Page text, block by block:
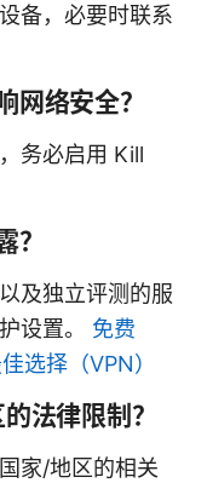
备，必要时联系
网络安全？
务必启用 Kill
？
及独立评测的服
设置。 免费
选择（VPN）
法律限制？
家/地区的相关